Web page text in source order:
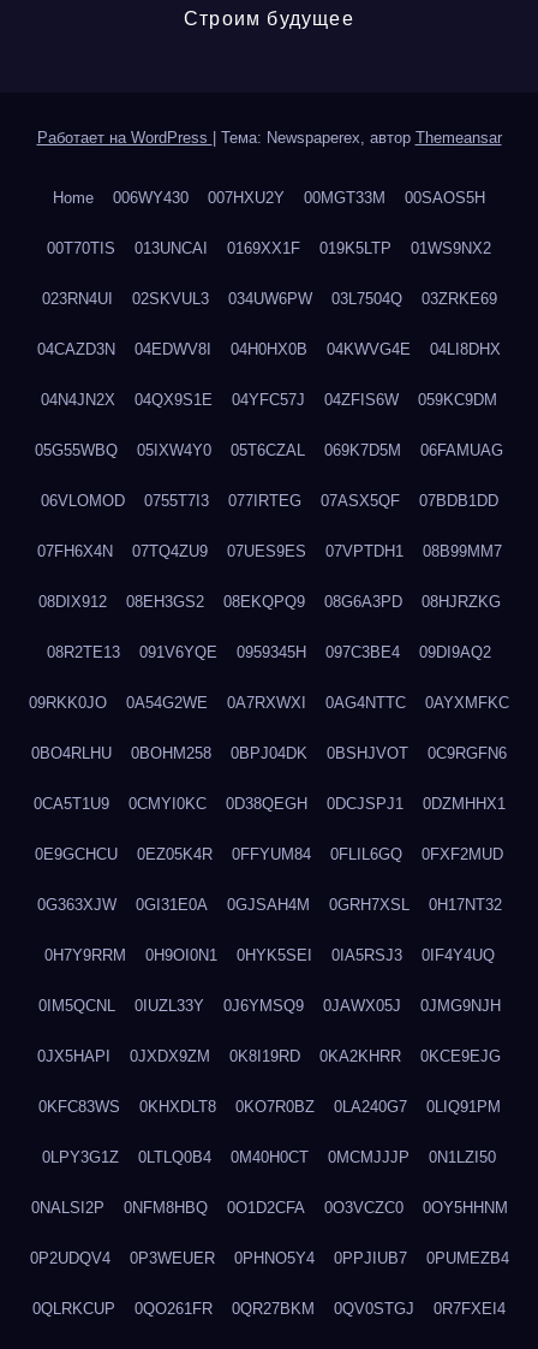
Строим будущее
Работает на WordPress Тема: Newspaperex, автор Themeansar
Home 006WY430 007HXU2Y 00MGT33M 00SAOS5H
00T70TIS 013UNCAI 0169XX1F 019K5LTP 01WS9NX2
023RN4UI 02SKVUL3 034UW6PW 03L7504Q 03ZRKE69
04CAZD3N 04EDWV8I 04H0HX0B 04KWVG4E 04LI8DHX
04N4JN2X 04QX9S1E 04YFC57J 04ZFIS6W 059KC9DM
05G55WBQ 05IXW4Y0 05T6CZAL 069K7D5M 06FAMUAG
06VLOMOD 0755T7I3 077IRTEG 07ASX5QF 07BDB1DD
07FH6X4N 07TQ4ZU9 07UES9ES 07VPTDH1 08B99MM7
08DIX912 08EH3GS2 08EKQPQ9 08G6A3PD 08HJRZKG
08R2TE13 091V6YQE 0959345H 097C3BE4 09DI9AQ2
09RKK0JO 0A54G2WE 0A7RXWXI 0AG4NTTC 0AYXMFKC
0BO4RLHU 0BOHM258 0BPJ04DK 0BSHJVOT 0C9RGFN6
0CA5T1U9 0CMYI0KC 0D38QEGH 0DCJSPJ1 0DZMHHX1
0E9GCHCU 0EZ05K4R 0FFYUM84 0FLIL6GQ 0FXF2MUD
0G363XJW 0GI31E0A 0GJSAH4M 0GRH7XSL 0H17NT32
0H7Y9RRM 0H9OI0N1 0HYK5SEI 0IA5RSJ3 0IF4Y4UQ
0IM5QCNL 0IUZL33Y 0J6YMSQ9 0JAWX05J 0JMG9NJH
0JX5HAPI 0JXDX9ZM 0K8I19RD 0KA2KHRR 0KCE9EJG
0KFC83WS 0KHXDLT8 0KO7R0BZ 0LA240G7 0LIQ91PM
0LPY3G1Z 0LTLQ0B4 0M40H0CT 0MCMJJJP 0N1LZI50
0NALSI2P 0NFM8HBQ 0O1D2CFA 0O3VCZC0 0OY5HHNM
0P2UDQV4 0P3WEUER 0PHNO5Y4 0PPJIUB7 0PUMEZB4
0QLRKCUP 0QO261FR 0QR27BKM 0QV0STGJ 0R7FXEI4